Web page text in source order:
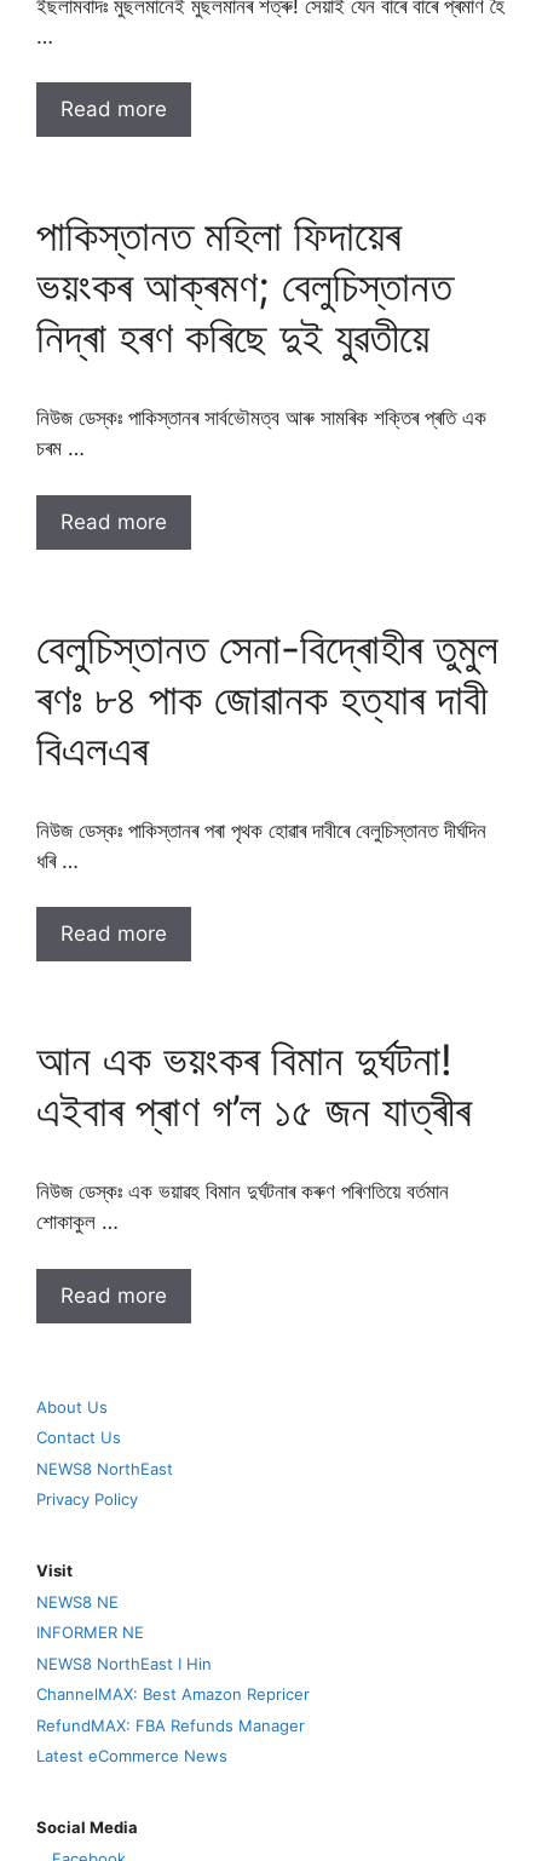
ইছলামবাদঃ মুছলমানেই মুছলমানৰ শত্ৰু! সেয়াই যেন বাৰে বাৰে প্ৰমাণ হৈ
…
Read more
পাকিস্তানত মহিলা ফিদায়েৰ
ভয়ংকৰ আক্ৰমণ; বেলুচিস্তানত
নিদ্ৰা হৰণ কৰিছে দুই যুৱতীয়ে
নিউজ ডেস্কঃ পাকিস্তানৰ সাৰ্বভৌমত্ব আৰু সামৰিক শক্তিৰ প্ৰতি এক
চৰম …
Read more
বেলুচিস্তানত সেনা-বিদ্ৰোহীৰ তুমুল
ৰণঃ ৮৪ পাক জোৱানক হত্যাৰ দাবী
বিএলএৰ
নিউজ ডেস্কঃ পাকিস্তানৰ পৰা পৃথক হোৱাৰ দাবীৰে বেলুচিস্তানত দীৰ্ঘদিন
ধৰি …
Read more
আন এক ভয়ংকৰ বিমান দুৰ্ঘটনা!
এইবাৰ প্ৰাণ গ’ল ১৫ জন যাত্ৰীৰ
নিউজ ডেস্কঃ এক ভয়াৱহ বিমান দুৰ্ঘটনাৰ কৰুণ পৰিণতিয়ে বৰ্তমান
শোকাকুল …
Read more
About Us
Contact Us
NEWS8 NorthEast
Privacy Policy
Visit
NEWS8 NE
INFORMER NE
NEWS8 NorthEast I Hin
ChannelMAX: Best Amazon Repricer
RefundMAX: FBA Refunds Manager
Latest eCommerce News
Social Media